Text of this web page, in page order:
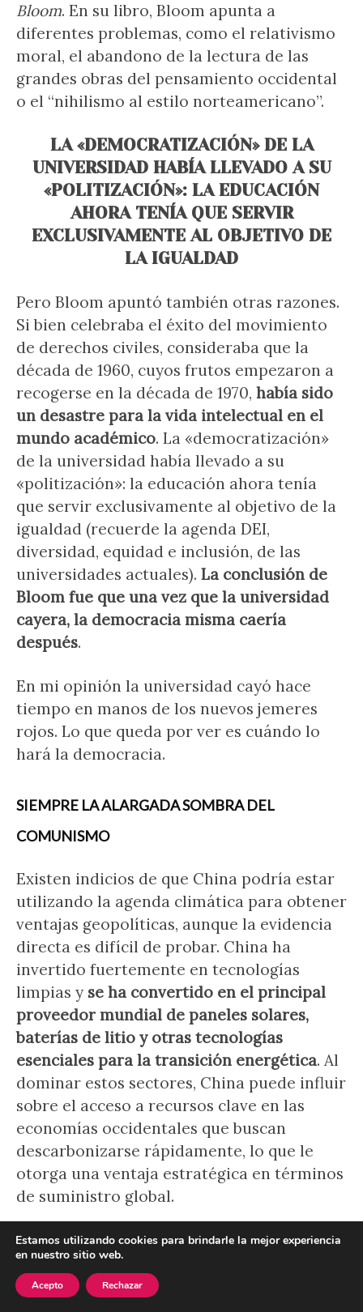
Bloom. En su libro, Bloom apunta a
diferentes problemas, como el relativismo
moral, el abandono de la lectura de las
grandes obras del pensamiento occidental
o el “nihilismo al estilo norteamericano”.
LA «DEMOCRATIZACIÓN» DE LA
UNIVERSIDAD HABÍA LLEVADO A SU
«POLITIZACIÓN»: LA EDUCACIÓN
AHORA TENÍA QUE SERVIR
EXCLUSIVAMENTE AL OBJETIVO DE
LA IGUALDAD
Pero Bloom apuntó también otras razones.
Si bien celebraba el éxito del movimiento
de derechos civiles, consideraba que la
década de 1960, cuyos frutos empezaron a
recogerse en la década de 1970, había sido
un desastre para la vida intelectual en el
mundo académico. La «democratización»
de la universidad había llevado a su
«politización»: la educación ahora tenía
que servir exclusivamente al objetivo de la
igualdad (recuerde la agenda DEI,
diversidad, equidad e inclusión, de las
universidades actuales). La conclusión de
Bloom fue que una vez que la universidad
cayera, la democracia misma caería
después.
En mi opinión la universidad cayó hace
tiempo en manos de los nuevos jemeres
rojos. Lo que queda por ver es cuándo lo
hará la democracia.
SIEMPRE LA ALARGADA SOMBRA DEL
COMUNISMO
Existen indicios de que China podría estar
utilizando la agenda climática para obtener
ventajas geopolíticas, aunque la evidencia
directa es difícil de probar. China ha
invertido fuertemente en tecnologías
limpias y se ha convertido en el principal
proveedor mundial de paneles solares,
baterías de litio y otras tecnologías
esenciales para la transición energética. Al
dominar estos sectores, China puede influir
sobre el acceso a recursos clave en las
economías occidentales que buscan
descarbonizarse rápidamente, lo que le
otorga una ventaja estratégica en términos
de suministro global.
China, además, ha sido activa en
negociaciones sobre el clima, como en las
conferencias de las Naciones Unidas (COP),
Estamos utilizando cookies para brindarle la mejor experiencia
en nuestro sitio web.
Acepto Rechazar